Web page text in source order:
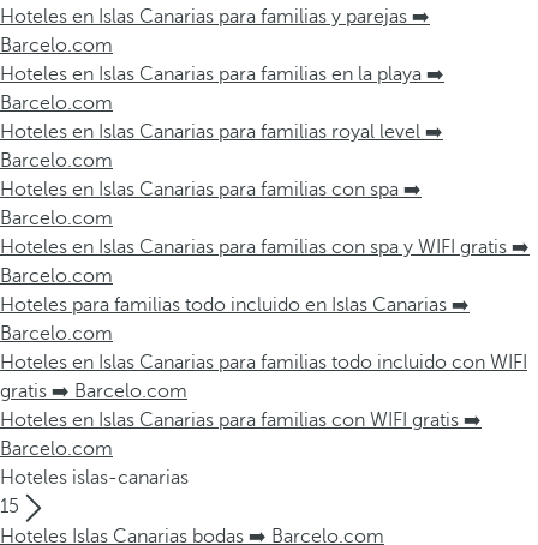
Hoteles en Islas Canarias para familias y parejas ➡️
Barcelo.com
Hoteles en Islas Canarias para familias en la playa ➡️
Barcelo.com
Hoteles en Islas Canarias para familias royal level ➡️
Barcelo.com
Hoteles en Islas Canarias para familias con spa ➡️
Barcelo.com
Hoteles en Islas Canarias para familias con spa y WIFI gratis ➡️
Barcelo.com
Hoteles para familias todo incluido en Islas Canarias ➡️
Barcelo.com
Hoteles en Islas Canarias para familias todo incluido con WIFI
gratis ➡️ Barcelo.com
Hoteles en Islas Canarias para familias con WIFI gratis ➡️
Barcelo.com
Hoteles islas-canarias
15
Hoteles Islas Canarias bodas ➡️ Barcelo.com